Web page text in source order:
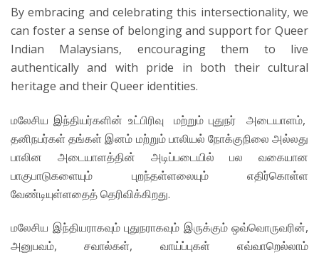
By embracing and celebrating this intersectionality, we
can foster a sense of belonging and support for Queer
Indian Malaysians, encouraging them to live
authentically and with pride in both their cultural
heritage and their Queer identities.
மலேசிய இந்தியர்களின் உட்பிரிவு மற்றும் புதுநர் அடையாளம்,
தனிநபர்கள் தங்கள் இனம் மற்றும் பாலியல் நோக்குநிலை அல்லது
பாலின அடையாளத்தின் அடிப்படையில் பல வகையான
பாகுபாடுகளையும் புறந்தள்ளலையும் எதிர்கொள்ள
வேண்டியுள்ளதைத் தெரிவிக்கிறது.
மலேசிய இந்தியராகவும் புதுநராகவும் இருக்கும் ஒவ்வொருவரின்,
அனுபவம், சவால்கள், வாய்ப்புகள் எவ்வாறெல்லாம்